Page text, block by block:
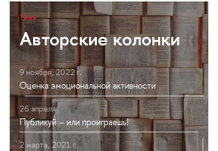
Тема
Авторские колонки
9 ноября, 2022 г.
Оценка эмоциональной активности
26 апреля
Публикуй – или проиграешь!
2 марта, 2021 г.